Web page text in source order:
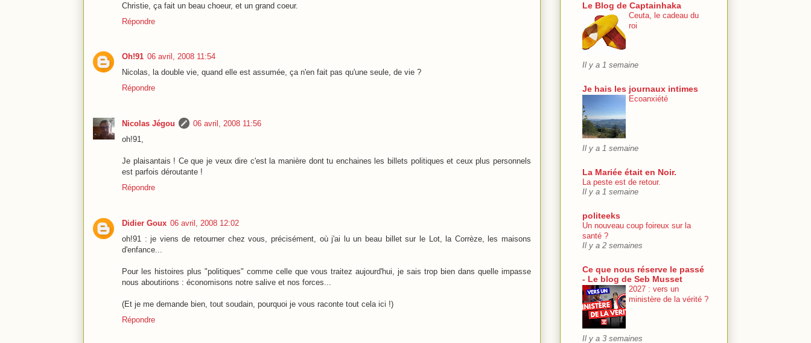
Christie, ça fait un beau choeur, et un grand coeur.
Répondre
Oh!91 06 avril, 2008 11:54
Nicolas, la double vie, quand elle est assumée, ça n'en fait pas qu'une seule, de vie ?
Répondre
Nicolas Jégou
06 avril, 2008 11:56
oh!91,
Je plaisantais ! Ce que je veux dire c'est la manière dont tu enchaines les billets politiques et ceux plus personnels
est parfois déroutante !
Répondre
Didier Goux 06 avril, 2008 12:02
oh!91 : je viens de retourner chez vous, précisément, où j'ai lu un beau billet sur le Lot, la Corrèze, les maisons
d'enfance...
Pour les histoires plus "politiques" comme celle que vous traitez aujourd'hui, je sais trop bien dans quelle impasse
nous aboutirions : économisons notre salive et nos forces...
(Et je me demande bien, tout soudain, pourquoi je vous raconte tout cela ici !)
Répondre
Le Blog de Captainhaka
Ceuta, le cadeau du
roi
Il y a 1 semaine
Je hais les journaux intimes
Ecoanxiété
Il y a 1 semaine
La Mariée était en Noir.
La peste est de retour.
Il y a 1 semaine
politeeks
Un nouveau coup foireux sur la
santé ?
Il y a 2 semaines
Ce que nous réserve le passé
- Le blog de Seb Musset
2027 : vers un
ministère de la vérité ?
Il y a 3 semaines